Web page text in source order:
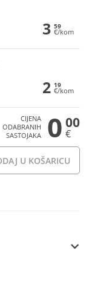
3 59
€/kom
2 19
€/kom
CIJENA
ODABRANIH
SASTOJAKA
0 00
€
U KOŠARICU